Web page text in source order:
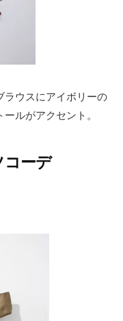
ラウスにアイボリーの
ルがアクセント。
コーデ